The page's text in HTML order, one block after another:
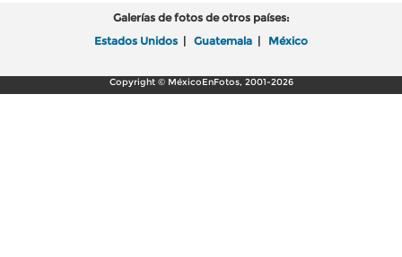
Galerías de fotos de otros países:
Estados Unidos | Guatemala | México
Copyright © MéxicoEnFotos, 2001-2026